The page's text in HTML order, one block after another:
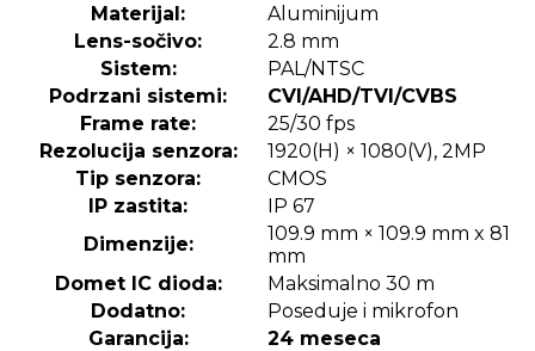
Materijal:
Aluminijum
Lens-sočivo:
2.8 mm
Sistem:
PAL/NTSC
Podrzani sistemi:
CVI/AHD/TVI/CVBS
Frame rate:
25/30 fps
Rezolucija senzora:
1920(H) × 1080(V), 2MP
Tip senzora:
CMOS
IP zastita:
IP 67
Dimenzije:
109.9 mm × 109.9 mm x 81
mm
Domet IC dioda:
Maksimalno 30 m
Dodatno:
Poseduje i mikrofon
Garancija:
24 meseca